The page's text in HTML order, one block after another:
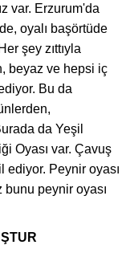
var. Erzurum'da
oyalı başörtüde
şey zıttıyla
beyaz ve hepsi iç
Bu da
da Yeşil
Oyası var. Çavuş
ediyor. Peynir oyası
bunu peynir oyası